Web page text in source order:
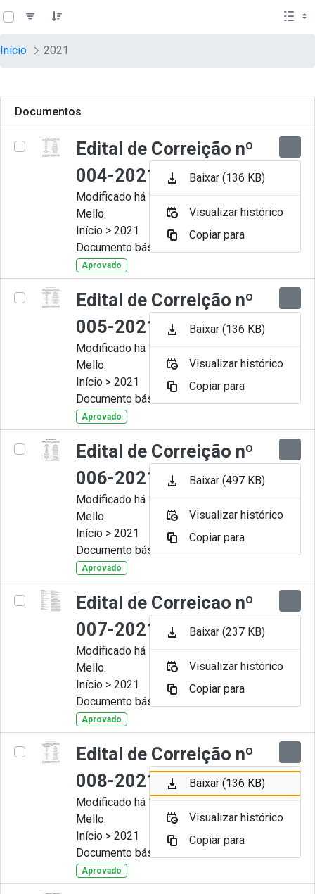
Pular para o Conteúdo principal
teste descricao
Início 2021
Documentos
Edital de Correição nº
004-2021
Modificado há 11 Meses por Artur
Mello.
Início > 2021
Documento básico
Aprovado
Edital de Correição nº
005-2021
Modificado há 11 Meses por Artur
Mello.
Início > 2021
Documento básico
Aprovado
Edital de Correição nº
006-2021
Modificado há 11 Meses por Artur
Mello.
Início > 2021
Documento básico
Aprovado
Edital de Correicao nº
007-2021
Modificado há 11 Meses por Artur
Mello.
Início > 2021
Documento básico
Aprovado
Edital de Correição nº
008-2021
Modificado há 11 Meses por Artur
Mello.
Início > 2021
Documento básico
Aprovado
Baixar (136 KB)
Visualizar histórico
Copiar para
Baixar (136 KB)
Visualizar histórico
Copiar para
Baixar (497 KB)
Visualizar histórico
Copiar para
Baixar (237 KB)
Visualizar histórico
Copiar para
Baixar (136 KB)
Visualizar histórico
Copiar para